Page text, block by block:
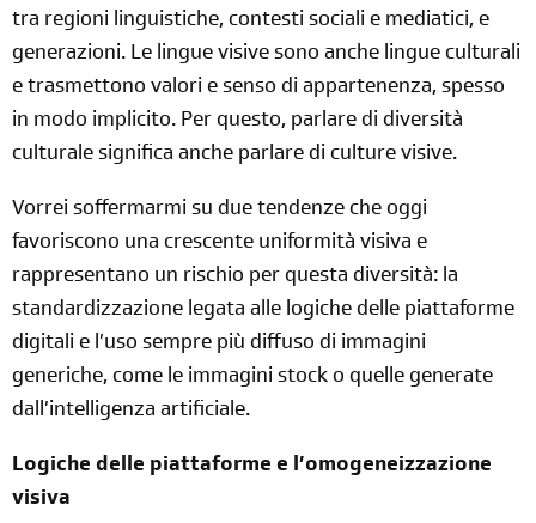
tra regioni linguistiche, contesti sociali e mediatici, e
generazioni. Le lingue visive sono anche lingue culturali
e trasmettono valori e senso di appartenenza, spesso
in modo implicito. Per questo, parlare di diversità
culturale significa anche parlare di culture visive.
Vorrei soffermarmi su due tendenze che oggi
favoriscono una crescente uniformità visiva e
rappresentano un rischio per questa diversità: la
standardizzazione legata alle logiche delle piattaforme
digitali e l’uso sempre più diffuso di immagini
generiche, come le immagini stock o quelle generate
dall’intelligenza artificiale.
Logiche delle piattaforme e l’omogeneizzazione
visiva